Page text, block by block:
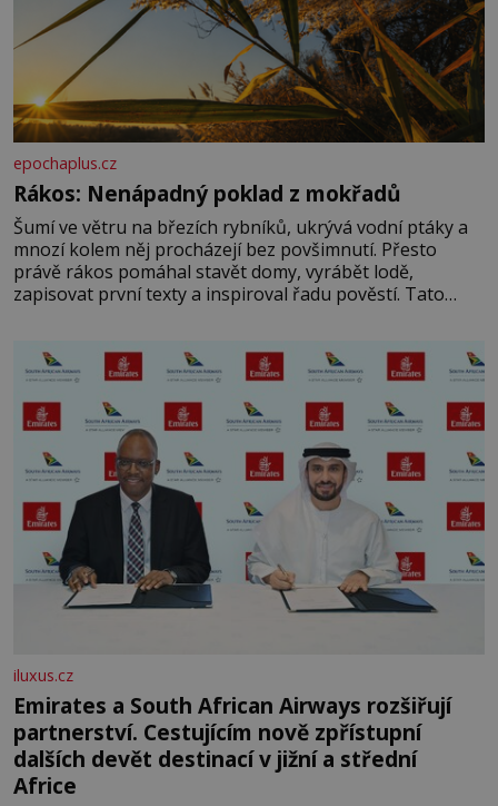
epochaplus.cz
Rákos: Nenápadný poklad z mokřadů
Šumí ve větru na březích rybníků, ukrývá vodní ptáky a
mnozí kolem něj procházejí bez povšimnutí. Přesto
právě rákos pomáhal stavět domy, vyrábět lodě,
zapisovat první texty a inspiroval řadu pověstí. Tato
letního koupání. Stačí se však podívat
iluxus.cz
Emirates a South African Airways rozšiřují
partnerství. Cestujícím nově zpřístupní
dalších devět destinací v jižní a střední
Africe